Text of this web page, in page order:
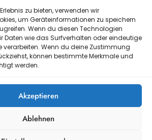
zu bieten, verwenden wir
um Geräteinformationen zu speichern
Wenn du diesen Technologien
Daten wie das Surfverhalten oder eindeutige
verarbeiten. Wenn du deine Zustimmung
können bestimmte Merkmale und
werden.
Akzeptieren
Ablehnen